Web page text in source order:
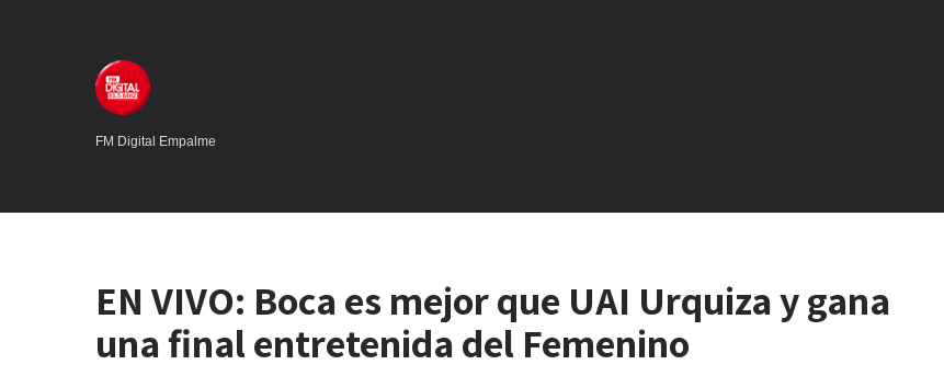
FM Digital Empalme
EN VIVO: Boca es mejor que UAI Urquiza y gana
una final entretenida del Femenino